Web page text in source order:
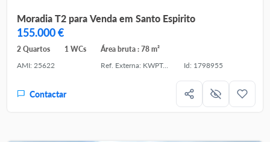
Moradia T2 para Venda em Santo Espirito
155.000 €
2 Quartos 1 WCs
Área bruta : 78 m²
AMI: 25622
Ref. Externa: KWPT-031343 Id: 1798955
Contactar